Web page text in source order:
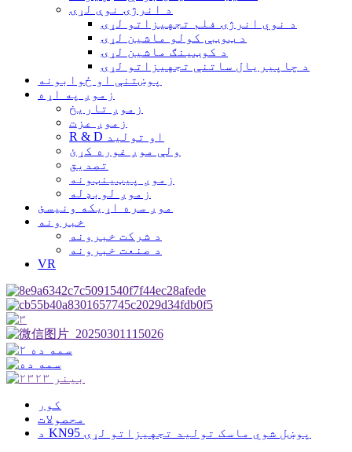
د انرژۍ نوې لړۍ
د نوي انرژۍ فلم تجهیزاتو لړۍ
د ټوټې کولو ماشین لړۍ
د کوټینګ ماشین لړۍ
د چاپیریال ساتنې تجهیزاتو لړۍ
پوښتنې او ځوابونه
زموږ په اړه
زموږ تاریخ
زموږ عزت
R & D او تولید
ولې موږ غوره کړئ
تصدیق
زموږ پیټینټونه
زموږ لوبډله
موږ سره اړیکه ونیسئ
خبرونه
د شرکت خبرونه
د صنعت خبرونه
VR
کور
محصولات
د KN95 پوښل شوي ماسک تولید تجهیزاتو لړۍ